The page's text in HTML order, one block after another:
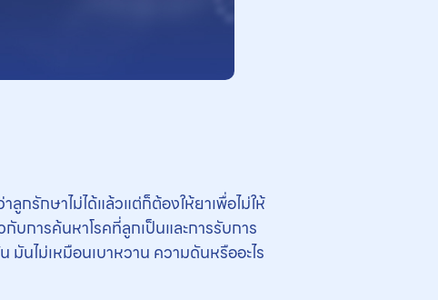
กรักษาไม่ได้แล้วแต่ก็ต้องให้ยาเพื่อไม่ให้
การค้นหาโรคที่ลูกเป็นและการรับการ
นไม่เหมือนเบาหวาน ความดันหรืออะไร